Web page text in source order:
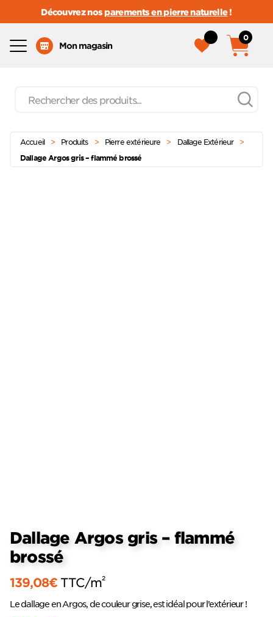
Découvrez nosparements en pierre naturelle!
Mon magasin
0
contenu
Menu
Accueil > Produits > Pierre extérieure > Dallage Extérieur
>
Dallage Argos gris – flammé brossé
Dallage Argos gris – flammé
brossé
139,08€ TTC/m2
Le dallage en Argos, de couleur grise, est idéal pour l’extérieur !